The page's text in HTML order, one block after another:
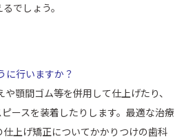
でしょう。
に行いますか？
顎間ゴム等を併用して仕上げたり、
ースを装着したりします。最適な治療
上げ矯正についてかかりつけの歯科